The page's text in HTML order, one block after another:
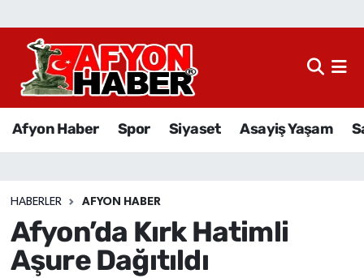
Afyon Haber Spor Siyaset Asayiş Yaşam
HABERLER AFYON HABER
Afyon’da Kırk Hatimli
Aşure Dağıtıldı
Afyon Haber
Sağlık
Eğitim